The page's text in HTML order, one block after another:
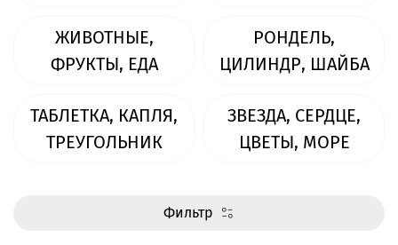
ЖИВОТНЫЕ,
ФРУКТЫ, ЕДА
РОНДЕЛЬ,
ЦИЛИНДР, ШАЙБА
ТАБЛЕТКА, КАПЛЯ,
ТРЕУГОЛЬНИК
ЗВЕЗДА, СЕРДЦЕ,
ЦВЕТЫ, МОРЕ
Фильтр